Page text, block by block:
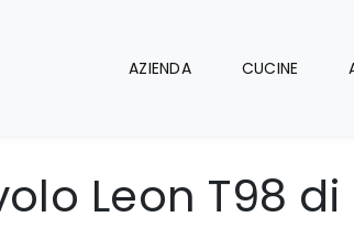
AZIENDA CUCINE
Leon T98